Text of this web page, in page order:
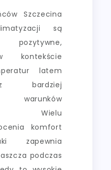
Szczecina
są
kontekście
latem
bardziej
warunków
Wielu
komfort
zapewnia
podczas